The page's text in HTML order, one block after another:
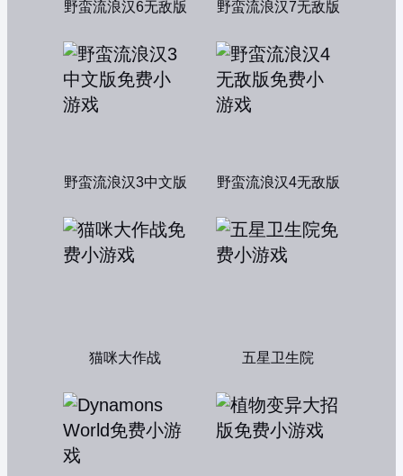
野蛮流浪汉6无敌版 野蛮流浪汉7无敌版
野蛮流浪汉3中文版 野蛮流浪汉4无敌版
猫咪大作战 五星卫生院